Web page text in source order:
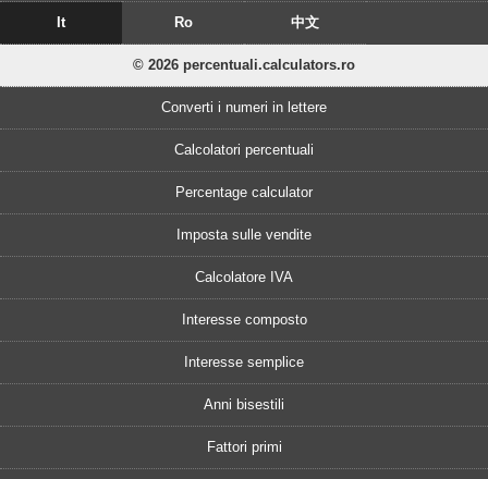
It Ro 中文
© 2026 percentuali.calculators.ro
Converti i numeri in lettere
Calcolatori percentuali
Percentage calculator
Imposta sulle vendite
Calcolatore IVA
Interesse composto
Interesse semplice
Anni bisestili
Fattori primi